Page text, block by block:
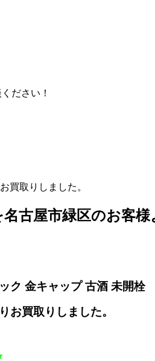
ださい！
買取りしました。
古屋市緑区のお客様
ク 金キャップ 古酒 未開栓
お買取りしました。